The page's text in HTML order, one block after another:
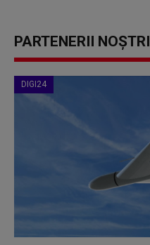
PARTENERII NOȘTRI
DIGI24